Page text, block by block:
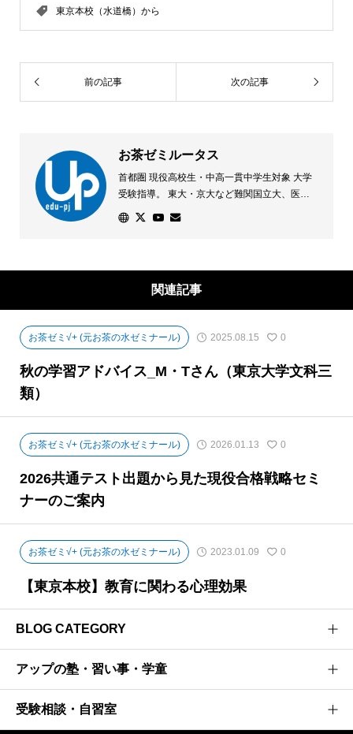
東京本校（水道橋）から
前の記事 次の記事
お茶ゼミルータス
首都圏 現役高校生・中高一貫中学生対象 大学
受験指導。 東大・京大など難関国立大、医学
部、早慶GMARCHなどの難関大合格を目指し
の成績・生活との両立も重視します。
関連記事
お茶ゼミ√+ (元お茶の水ゼミナール) 2025.08.15 0
秋の学習アドバイス_M・Tさん（東京大学文科三
類）
お茶ゼミ√+ (元お茶の水ゼミナール) 2026.01.13 0
2026共通テスト出題から見た現役合格戦略セミ
ナーのご案内
お茶ゼミ√+ (元お茶の水ゼミナール) 2023.01.09 0
【東京本校】教育に関わる心理効果
BLOG CATEGORY
医学部受験のプロがお届けする医学部受験情報ブログ
アップの塾・習い事・学童
研伸館高校生課程
受験相談・自習室